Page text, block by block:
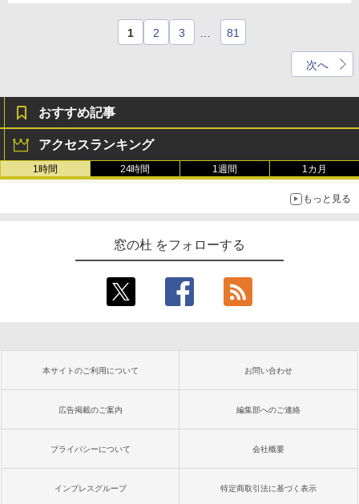
1 2 3 81
次へ
おすすめ記事
アクセスランキング
1時間 24時間 1週間 1カ月
もっと見る
窓の杜 をフォローする
本サイトのご利用について お問い合わせ
広告掲載のご案内 編集部へのご連絡
プライバシーについて 会社概要
インプレスグループ 特定商取引法に基づく表示